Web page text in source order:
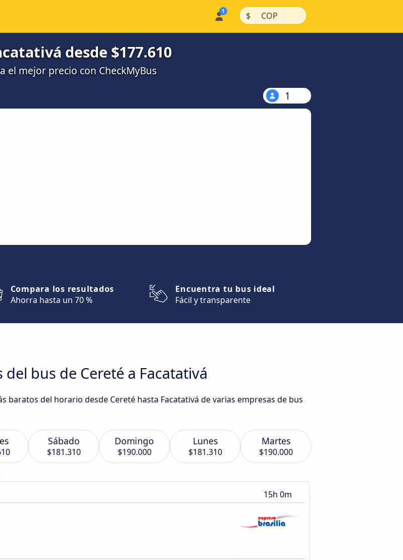
$ | COP |
desde $177.610
el mejor precio con CheckMyBus
1
Compara los resultados
Ahorra hasta un 70 %
Encuentra tu bus ideal
Fácil y transparente
bus de Cereté a Facatativá
baratos del horario desde Cereté hasta Facatativá de varias empresas de bus
Sábado
$181.310
Domingo
$190.000
Lunes
$181.310
Martes
$190.000
15h 0m